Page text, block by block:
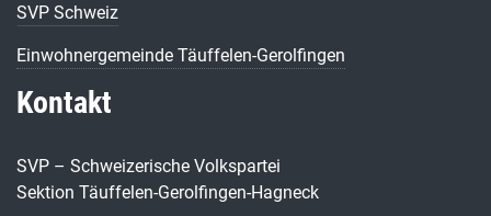
SVP Schweiz
Einwohnergemeinde Täuffelen-Gerolfingen
Kontakt
SVP – Schweizerische Volkspartei
Sektion Täuffelen-Gerolfingen-Hagneck